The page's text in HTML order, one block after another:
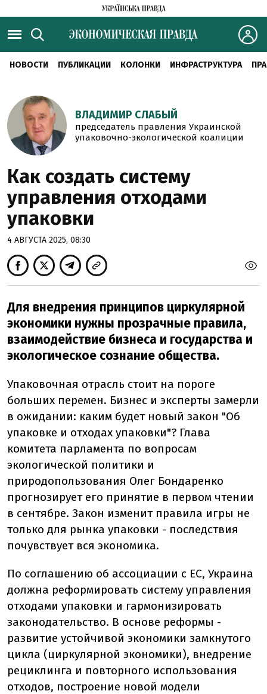
НОВОСТИ ПУБЛИКАЦИИ КОЛОНКИ ИНФРАСТРУКТУРА
ВЛАДИМИР СЛАБЫЙ
председатель правления Украинской
упаковочно-экологической коалиции
Как создать систему
управления отходами
упаковки
4 АВГУСТА 2025, 08:30
Для внедрения принципов циркулярной
экономики нужны прозрачные правила,
взаимодействие бизнеса и государства и
экологическое сознание общества.
Упаковочная отрасль стоит на пороге
больших перемен. Бизнес и эксперты замерли
в ожидании: каким будет новый закон "Об
упаковке и отходах упаковки"? Глава
комитета парламента по вопросам
экологической политики и
природопользования Олег Бондаренко
прогнозирует его принятие в первом чтении
в сентябре. Закон изменит правила игры не
только для рынка упаковки - последствия
почувствует вся экономика.
По соглашению об ассоциации с ЕС, Украина
должна реформировать систему управления
отходами упаковки и гармонизировать
законодательство. В основе реформы -
развитие устойчивой экономики замкнутого
цикла (циркулярной экономики), внедрение
рециклинга и повторного использования
отходов, построение новой модели